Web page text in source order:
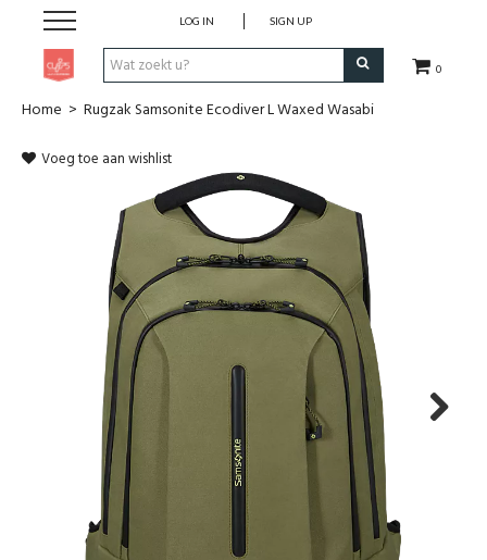
0
LOG IN SIGN UP
Pen & Papier
School & Travel
Cadeautips
Home > Rugzak Samsonite Ecodiver L Waxed Wasabi
Voeg toe aan wishlist